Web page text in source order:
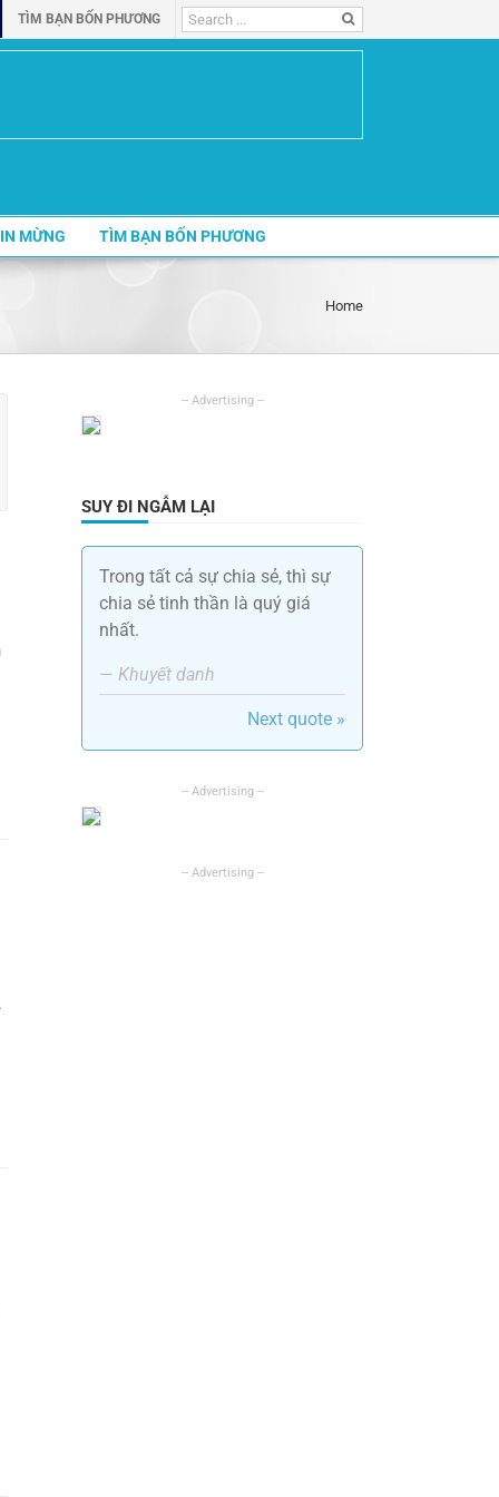
TÌM BẠN BỐN PHƯƠNG
Search
for:
MỪNG TÌM BẠN BỐN PHƯƠNG
Home
SUY ĐI NGẪM LẠI
Trong tất cả sự chia sẻ, thì sự
chia sẻ tinh thần là quý giá
nhất.
— Khuyết danh
Next quote »